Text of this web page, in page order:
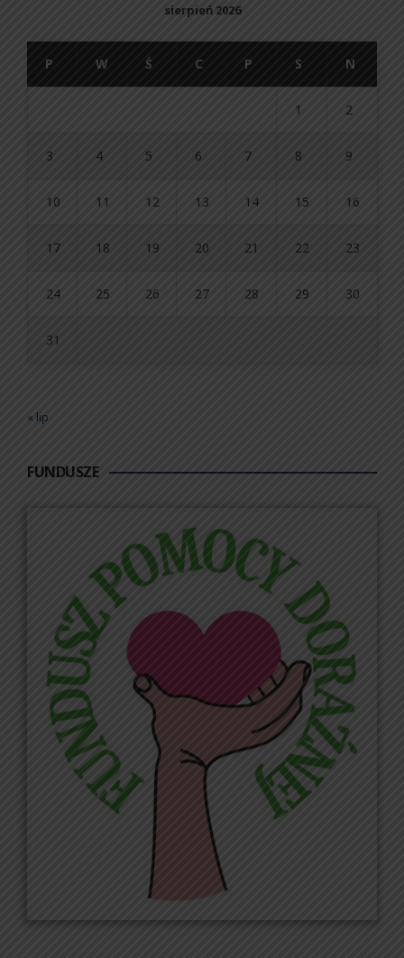
sierpień 2026
P W Ś C P S N
1 2
3 4 5 6 7 8 9
10 11 12 13 14 15 16
17 18 19 20 21 22 23
24 25 26 27 28 29 30
31
« lip
FUNDUSZE